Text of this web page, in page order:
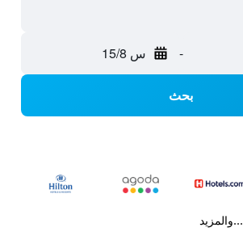
- س 15/8
بحث
...والمزيد